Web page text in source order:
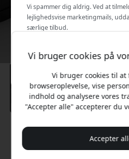
Anbefalet
399
Vi bruger cookies på
Vi bruger cookies til
browseroplevelse, vise
indhold og analysere vores
"Accepter alle" accepterer du
Accepter
Vi spammer dig aldrig. Ved at
lejlighedsvise marketingmails,
særlige tilbud.
Nej, jeg vil hellere